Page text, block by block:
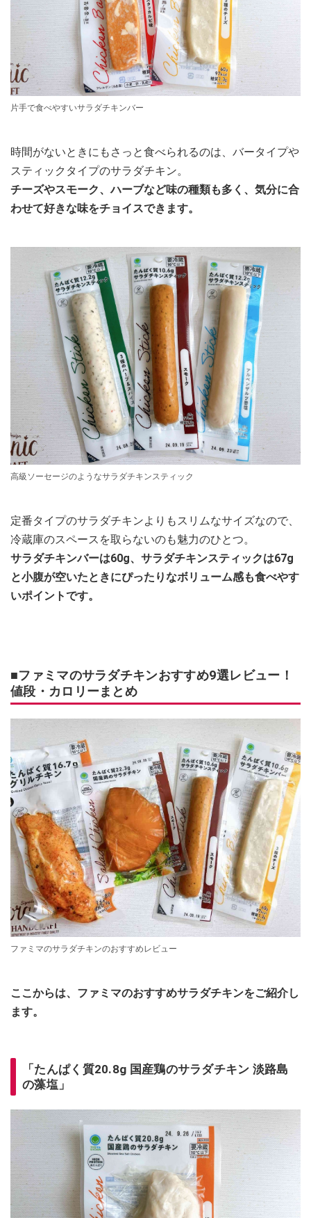
片手で食べやすいサラダチキンバー
時間がないときにもさっと食べられるのは、バータイプや
スティックタイプのサラダチキン。
チーズやスモーク、ハーブなど味の種類も多く、気分に合
わせて好きな味をチョイスできます。
高級ソーセージのようなサラダチキンスティック
定番タイプのサラダチキンよりもスリムなサイズなので、
冷蔵庫のスペースを取らないのも魅力のひとつ。
サラダチキンバーは60g、サラダチキンスティックは67g
と小腹が空いたときにぴったりなボリューム感も食べやす
いポイントです。
■ファミマのサラダチキンおすすめ9選レビュー！
値段・カロリーまとめ
ファミマのサラダチキンのおすすめレビュー
ここからは、ファミマのおすすめサラダチキンをご紹介し
ます。
「たんぱく質20.8g 国産鶏のサラダチキン 淡路島
の藻塩」